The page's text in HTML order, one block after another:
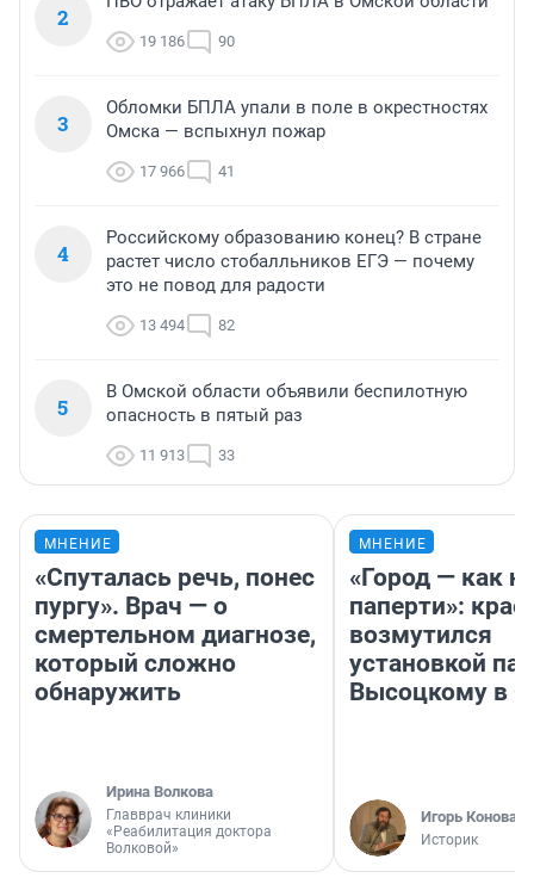
2
19 186 90
3
Обломки БПЛА упали в поле в окрестностях
Омска — вспыхнул пожар
17 966 41
4
Российскому образованию конец? В стране
растет число стобалльников ЕГЭ — почему
это не повод для радости
13 494 82
5
В Омской области объявили беспилотную
опасность в пятый раз
11 913 33
МНЕНИЕ
«Спуталась речь, понес
пургу». Врач — о
смертельном диагнозе,
который сложно
обнаружить
Ирина Волкова
Главврач клиники
«Реабилитация доктора
Волковой»
МНЕНИЕ
«Город — как
паперти»:
возмутился
установкой
Высоцкому в
Игорь
Историк